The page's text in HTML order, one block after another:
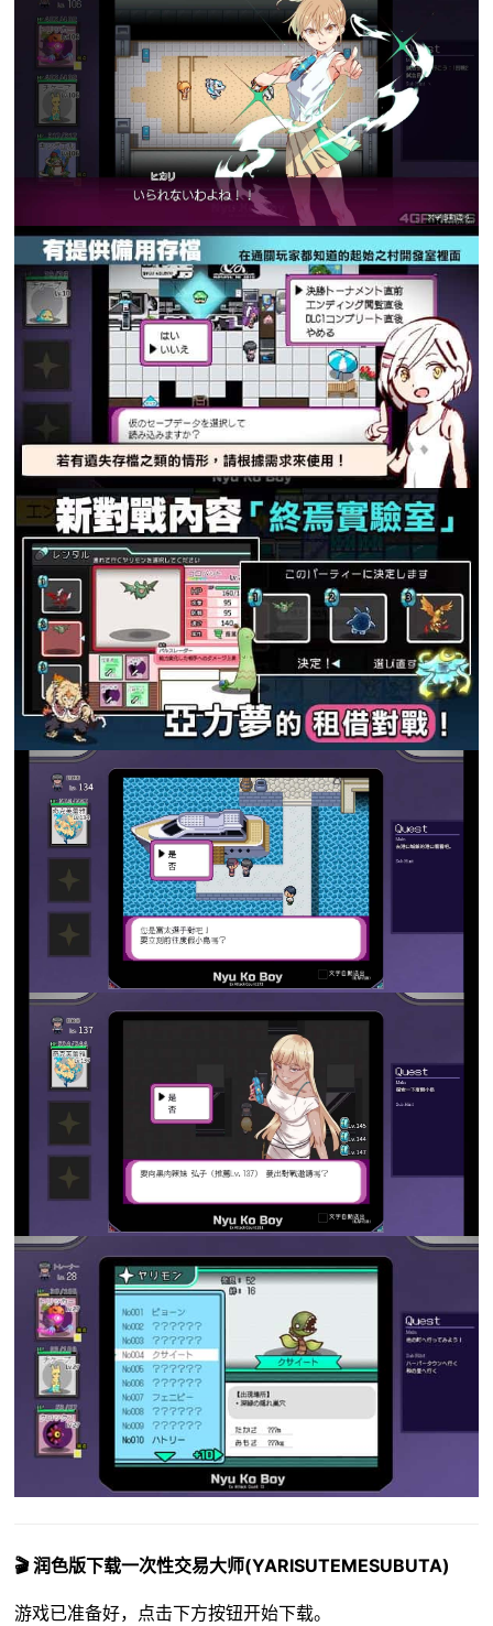
🎬 润色版下载一次性交易大师(YARISUTEMESUBUTA)
游戏已准备好，点击下方按钮开始下载。